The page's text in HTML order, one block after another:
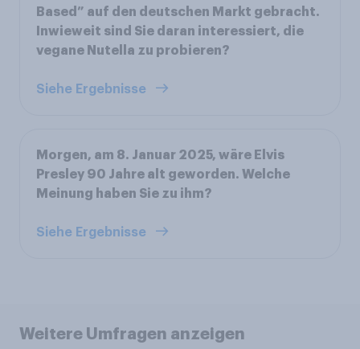
Based” auf den deutschen Markt gebracht.
Inwieweit sind Sie daran interessiert, die
vegane Nutella zu probieren?
Siehe Ergebnisse
Morgen, am 8. Januar 2025, wäre Elvis
Presley 90 Jahre alt geworden. Welche
Meinung haben Sie zu ihm?
Siehe Ergebnisse
Weitere Umfragen anzeigen